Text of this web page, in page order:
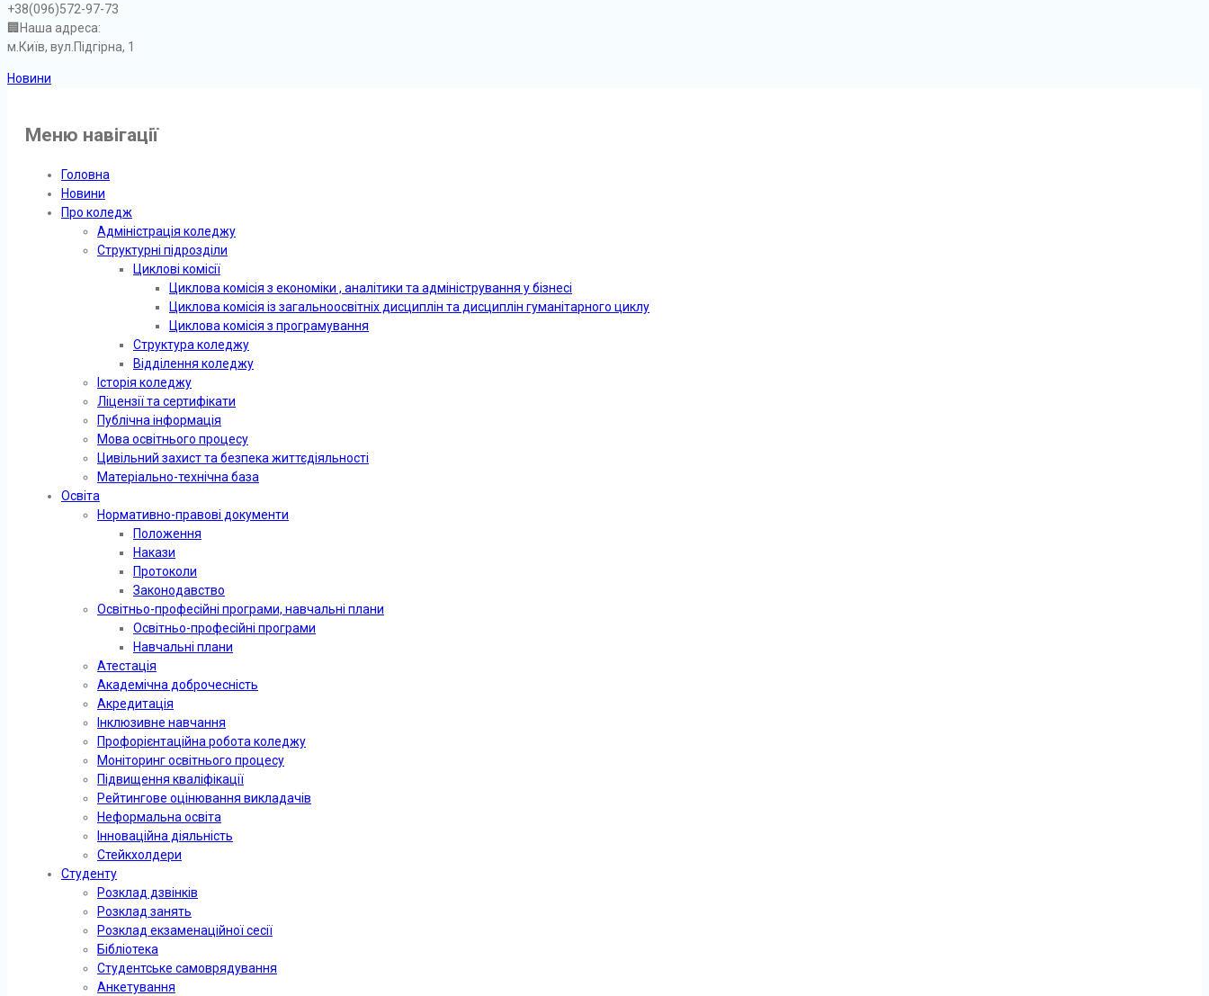
+38(096)572-97-73
🏢Наша адреса:
м.Київ, вул.Підгірна, 1
Новини
Меню навігації
Головна
Новини
Про коледж
Адміністрація коледжу
Структурні підрозділи
Циклові комісії
Циклова комісія з економіки , аналітики та адміністрування у бізнесі
Циклова комісія із загальноосвітніх дисциплін та дисциплін гуманітарного циклу
Циклова комісія з програмування
Структура коледжу
Відділення коледжу
Історія коледжу
Ліцензії та сертифікати
Публічна інформація
Мова освітнього процесу
Цивільний захист та безпека життєдіяльності
Матеріально-технічна база
Освіта
Нормативно-правові документи
Положення
Накази
Протоколи
Законодавство
Освітньо-професійні програми, навчальні плани
Освітньо-професійні програми
Навчальні плани
Атестація
Академічна доброчесність
Акредитація
Інклюзивне навчання
Профорієнтаційна робота коледжу
Моніторинг освітнього процесу
Підвищення кваліфікації
Рейтингове оцінювання викладачів
Неформальна освіта
Інноваційна діяльність
Стейкхолдери
Студенту
Розклад дзвінків
Розклад занять
Розклад екзаменаційної сесії
Бібліотека
Студентське самоврядування
Анкетування